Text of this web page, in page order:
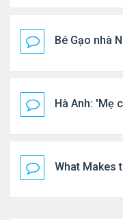
Bé Gạo nhà
Hà Anh: 'Mẹ
What Makes